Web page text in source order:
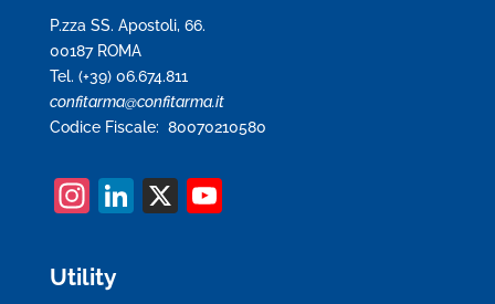
P.zza SS. Apostoli, 66.
00187 ROMA
Tel. (+39) 06.674.811
confitarma@confitarma.it
Codice Fiscale: 80070210580
In
a
Li X Y
Utility